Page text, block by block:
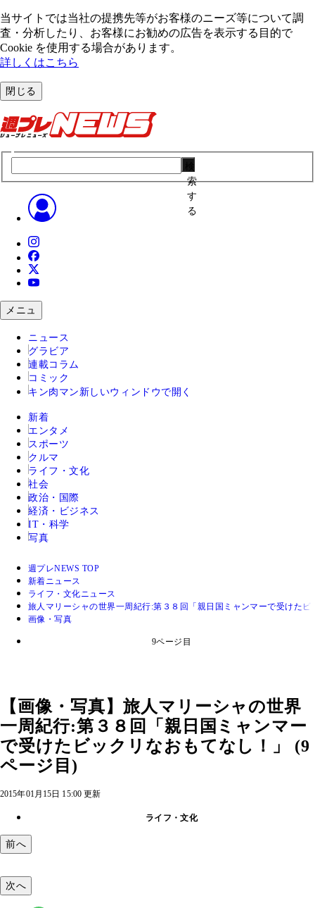
当サイトでは当社の提携先等がお客様のニーズ等について調
査・分析したり、お客様にお勧めの広告を表⽰する⽬的で
Cookie を使⽤する場合があります。
詳しくはこちら
閉じる
索
す
る
メニュ
ニュース
グラビア
連載コラム
コミック
キン肉マン 新しいウィンドウで開く
新着
エンタメ
スポーツ
クルマ
ライフ・文化
社会
政治・国際
経済・ビジネス
IT・科学
写真
週プレNEWS TOP
新着ニュース
ライフ・文化ニュース
旅人マリーシャの世界一周紀行:第３８回「親日国ミャンマーで受けた
画像・写真
9ページ目
【画像・写真】旅人マリーシャの世界
一周紀行:第３８回「親日国ミャンマー
で受けたビックリなおもてなし！」 (9
ページ目)
2015年01月15日 15:00 更新
ライフ・文化
前へ
次へ